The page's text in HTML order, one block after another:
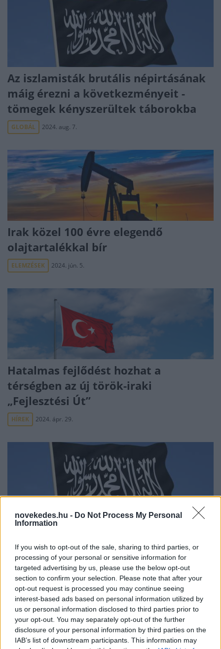
novekedes.hu - Do Not Process My Personal
Information
If you wish to opt-out of the sale, sharing to third parties, or
processing of your personal or sensitive information for
targeted advertising by us, please use the below opt-out
section to confirm your selection. Please note that after your
opt-out request is processed you may continue seeing
interest-based ads based on personal information utilized by
us or personal information disclosed to third parties prior to
your opt-out. You may separately opt-out of the further
disclosure of your personal information by third parties on the
IAB’s list of downstream participants. This information may
Az iszlamisták brutális népirtásának
máig érezni a következményeit -
tömegek kényszerültek táborokba
GLOBÁL 2024. aug. 7.
Irak közel 100 évre elegendő
olajtartalékkal bír
ELEMZÉSEK 2024. jún. 5.
Hatalmas fejlődést hozhat a
térségben az új török-iraki
„Fejlesztési Út”
HÍREK 2024. ápr. 29.
Lecsaptak az Iszlám Állam egyik
HÍREK 2024. ápr. 20.